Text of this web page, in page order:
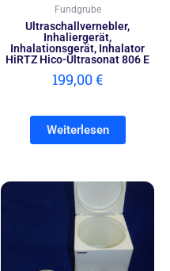
Fundgrube
Ultraschallvernebler,
Inhaliergerät,
Inhalationsgerät, Inhalator
HiRTZ Hico-Ultrasonat 806 E
199,00€
Weiterlesen